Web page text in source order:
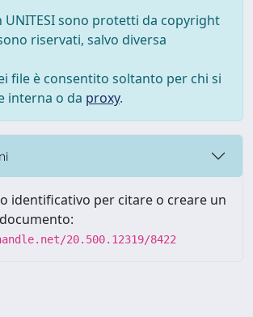
sono protetti da copyright
riservati, salvo diversa
file è consentito soltanto per chi si
interna o da proxy.
identificativo per citare o creare un
20.500.12319/8422